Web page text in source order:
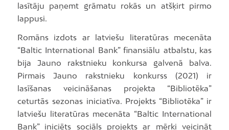
lasītāju paņemt grāmatu rokās un atšķirt pirmo
lappusi.
Romāns izdots ar latviešu literatūras mecenāta
“Baltic International Bank” finansiālu atbalstu, kas
bija Jauno rakstnieku konkursa galvenā balva.
Pirmais Jauno rakstnieku konkurss (2021) ir
lasīšanas veicināšanas projekta “Bibliotēka”
ceturtās sezonas iniciatīva. Projekts “Bibliotēka” ir
latviešu literatūras mecenāta “Baltic International
Bank” iniciēts sociāls projekts ar mērķi veicināt